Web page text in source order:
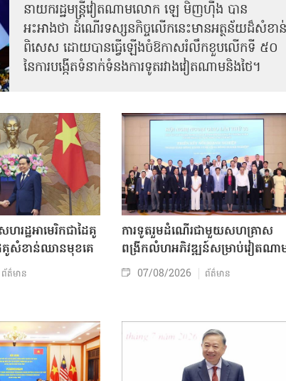
នាយករដ្ឋមន្ត្រីវៀតណាមលោក ឡេ មិញហ៊ឹង បាន
អះអាងថា ដំណើរទស្សនកិច្ចលើកនេះមានអត្ថន័យដ៏សំខាន់
ពិសេស ដោយបានធ្វើឡើងចំឱកាសរំលឹកខួបលើកទី ៥០
នៃការបង្កើតទំនាក់ទំនងការទូតរវាងវៀតណាមនិងថៃ។
ដ្ឋអាមេរិកជាដៃគូ
សំខាន់ឈានមុខគេ
ព័ត៌មាន
ការទូតរួមដំណើរជាមួយសហគ្រាស
ពង្រីកលំហអភិវឌ្ឍន៍សម្រាប់វៀតណា
07/08/2026 ព័ត៌មាន